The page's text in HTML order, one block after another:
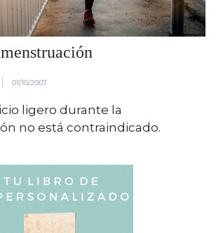
| 01/10/2007
ligero durante la
no está contraindicado.